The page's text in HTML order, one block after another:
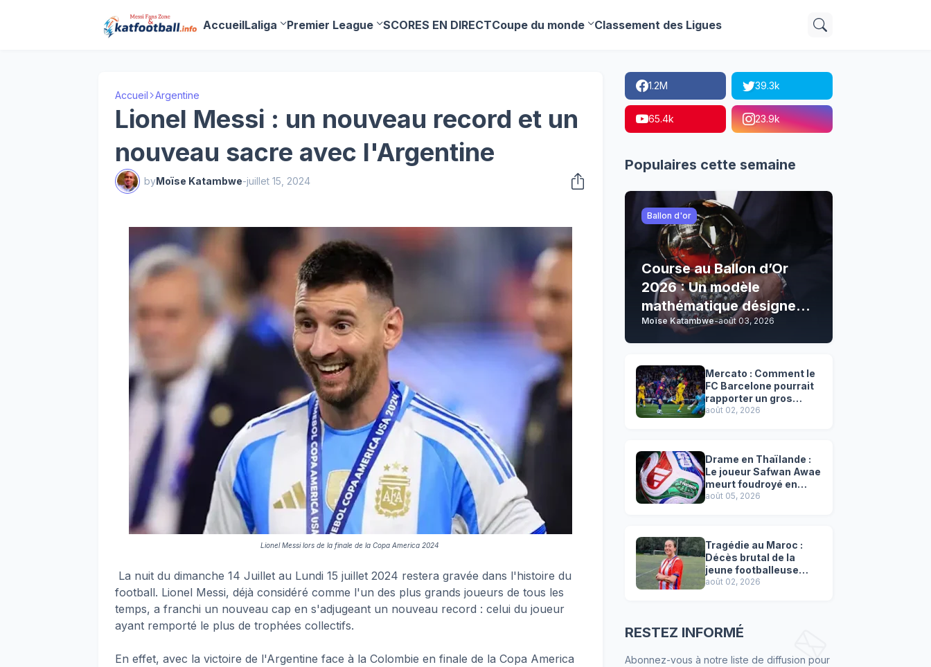
AccueilLaliga Premier League SCORES EN DIRECTCoupe du monde Classement des Ligues
Accueil Argentine
Lionel Messi : un nouveau record et un
nouveau sacre avec l'Argentine
byMoïse Katambwe-juillet 15, 2024
Lionel Messi lors de la finale de la Copa America 2024
La nuit du dimanche 14 Juillet au Lundi 15 juillet 2024 restera gravée dans l'histoire du
football. Lionel Messi, déjà considéré comme l'un des plus grands joueurs de tous les
temps, a franchi un nouveau cap en s'adjugeant un nouveau record : celui du joueur
ayant remporté le plus de trophées collectifs.
En effet, avec la victoire de l'Argentine face à la Colombie en finale de la Copa America
1.2M 39.3k
65.4k 23.9k
Populaires cette semaine
Ballon d'or
Course au Ballon d’Or
2026 : Un modèle
mathématique désigne
son grand favori !
Moïse Katambwe-août 03, 2026
Mercato : Comment le
FC Barcelone pourrait
rapporter un gros
chèque inespéré à l’OM
août 02, 2026
Drame en Thaïlande :
Le joueur Safwan Awae
meurt foudroyé en
plein match
août 05, 2026
Tragédie au Maroc :
Décès brutal de la
jeune footballeuse
Faten Ben Amar El
août 02, 2026
RESTEZ INFORMÉ
Abonnez-vous à notre liste de diffusion pour